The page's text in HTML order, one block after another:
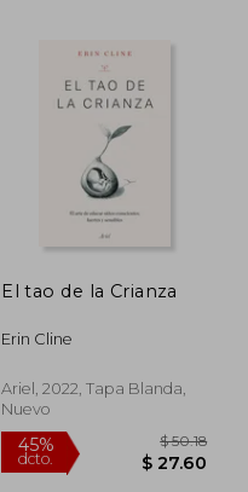
45%
El tao de la Crianza
Erin Cline
Ariel, 2022, Tapa Blanda,
Nuevo